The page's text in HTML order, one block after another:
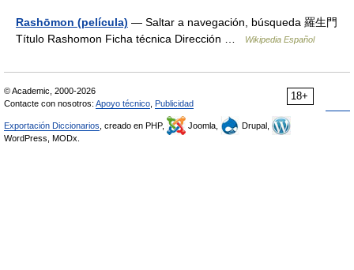
Rashōmon (película) — Saltar a navegación, búsqueda 羅生門
Título Rashomon Ficha técnica Dirección …
Wikipedia Español
18+
© Academic, 2000-2026
Contacte con nosotros: Apoyo técnico Publicidad
Exportación Diccionarios , creado en PHP, Joomla,
Drupal,
WordPress, MODx.